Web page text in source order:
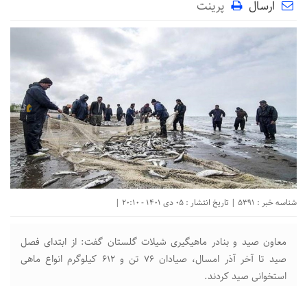
ارسال پرینت
شناسه خبر : 5391 | تاریخ انتشار : 05 دی 1401 - 20:10 |
معاون صید و بنادر ماهیگیری شیلات گلستان گفت: از ابتدای فصل
صید تا آخر آذر امسال، صیادان ۷۶ تن و ۶۱۲ کیلوگرم انواع ماهی
استخوانی صید کردند.